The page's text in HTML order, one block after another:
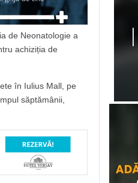
de Neonatologie a
achiziția de
în Iulius Mall, pe
săptămânii,